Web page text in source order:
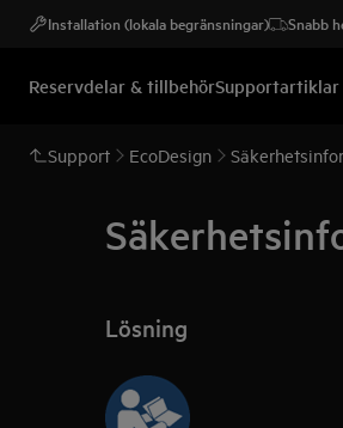
Installation (lokala begränsningar) Snabb
Reservdelar & tillbehörSupportartiklar
Support EcoDesign
Lösning